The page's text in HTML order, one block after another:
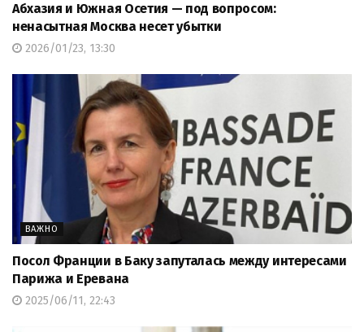
Абхазия и Южная Осетия — под вопросом:
ненасытная Москва несет убытки
2026/01/23, 13:30
ВАЖНО
Посол Франции в Баку запуталась между интересами
Парижа и Еревана
2025/06/11, 22:43